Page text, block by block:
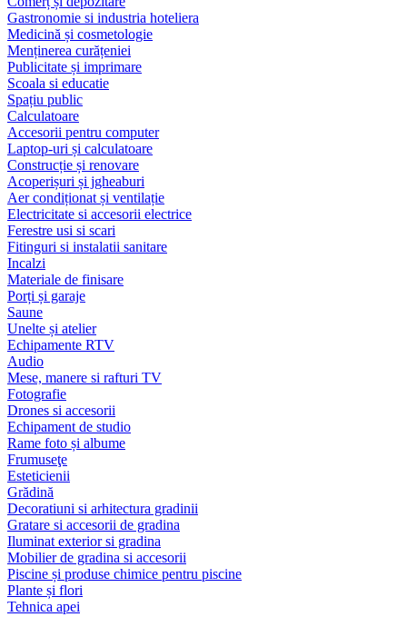
Gastronomie si industria hoteliera
Medicină și cosmetologie
Menținerea curățeniei
Publicitate și imprimare
Scoala si educatie
Spațiu public
Calculatoare
Accesorii pentru computer
Laptop-uri și calculatoare
Construcție și renovare
Acoperișuri și jgheaburi
Aer condiționat și ventilație
Electricitate si accesorii electrice
Ferestre usi si scari
Fitinguri si instalatii sanitare
Incalzi
Materiale de finisare
Porți și garaje
Saune
Unelte și atelier
Echipamente RTV
Audio
Mese, manere si rafturi TV
Fotografie
Drones si accesorii
Echipament de studio
Rame foto și albume
Frumuseţe
Esteticienii
Grădină
Decoratiuni si arhitectura gradinii
Gratare si accesorii de gradina
Iluminat exterior si gradina
Mobilier de gradina si accesorii
Piscine și produse chimice pentru piscine
Plante și flori
Tehnica apei